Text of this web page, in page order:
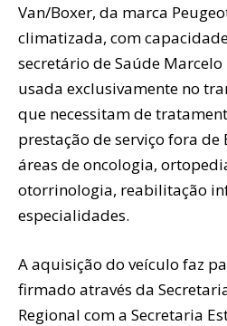
Van/Boxer, da marca
climatizada, com
secretário de Saúde
usada exclusivamente no
que necessitam de
prestação de serviço fora de
áreas de oncologia,
otorrinologia, reabilitação
especialidades.
A aquisição do veículo faz
firmado através da
Regional com a Secretaria